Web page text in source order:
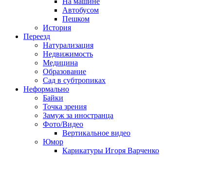
Автобусом
Пешком
История
Переезд
Натурализация
Недвижимость
Медицина
Образование
Сад в субтропиках
Неформально
Байки
Точка зрения
Замуж за иностранца
Фото/Видео
Вертикальное видео
Юмор
Карикатуры Игоря Варченко